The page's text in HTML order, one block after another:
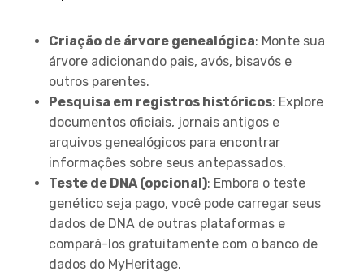
Criação de árvore genealógica: Monte sua
árvore adicionando pais, avós, bisavós e
outros parentes.
Pesquisa em registros históricos: Explore
documentos oficiais, jornais antigos e
arquivos genealógicos para encontrar
informações sobre seus antepassados.
Teste de DNA (opcional): Embora o teste
genético seja pago, você pode carregar seus
dados de DNA de outras plataformas e
compará-los gratuitamente com o banco de
dados do MyHeritage.